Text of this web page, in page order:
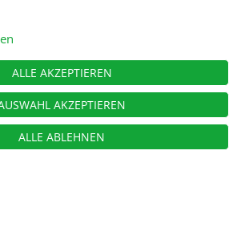
ALLE AKZEPTIEREN
AKZEPTIEREN
ALLE ABLEHNEN
GmbH. Alle Rechte vorbehalten